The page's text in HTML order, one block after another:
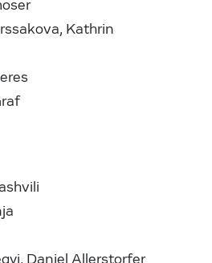
Kathrin